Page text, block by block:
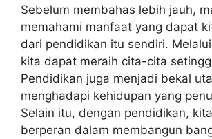
Sebelum membahas lebih jauh,
memahami manfaat yang dapat
dari pendidikan itu sendiri.
kita dapat meraih cita-cita
Pendidikan juga menjadi bekal
menghadapi kehidupan yang
Selain itu, dengan pendidikan,
berperan dalam membangun